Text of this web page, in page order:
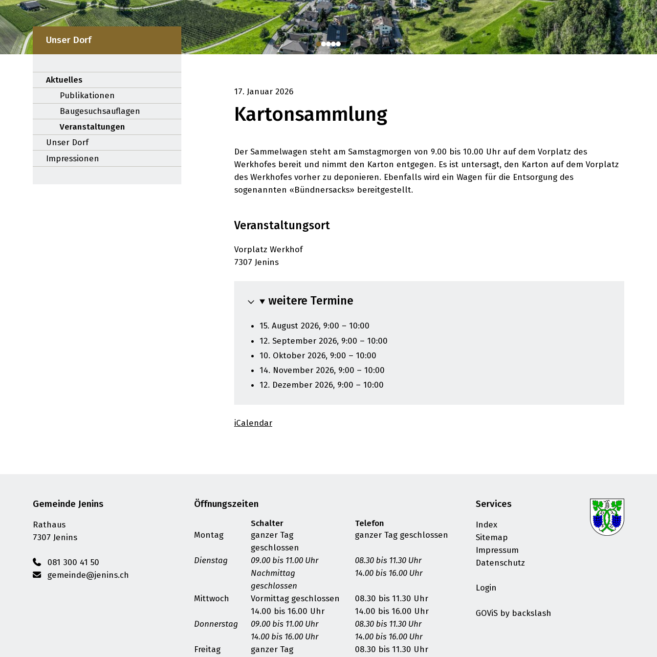
Subnavigation:
Unser Dorf
Aktuelles
Publikationen
Baugesuchsauflagen
Veranstaltungen
Unser Dorf
Impressionen
Kartonsammlung
17. Januar 2026
Der Sammelwagen steht am Samstagmorgen von 9.00 bis 10.00 Uhr auf dem Vorplatz des
Werkhofes bereit und nimmt den Karton entgegen. Es ist untersagt, den Karton auf dem Vorplatz
des Werkhofes vorher zu deponieren. Ebenfalls wird ein Wagen für die Entsorgung des
sogenannten «Bündnersacks» bereitgestellt.
Veranstaltungsort
Vorplatz Werkhof
7307 Jenins
weitere Termine
15. August 2026, 9:00 – 10:00
12. September 2026, 9:00 – 10:00
10. Oktober 2026, 9:00 – 10:00
14. November 2026, 9:00 – 10:00
12. Dezember 2026, 9:00 – 10:00
iCalendar
Footer
Gemeinde Jenins
Rathaus
7307 Jenins
081 300 41 50
gemeinde@jenins.ch
Öffnungszeiten
Schalter
Telefon
Montag
ganzer Tag
geschlossen
ganzer Tag geschlossen
Dienstag 09.00 bis 11.00 Uhr
08.30 bis 11.30 Uhr
Nachmittag
geschlossen
14.00 bis 16.00 Uhr
Mittwoch Vormittag geschlossen
08.30 bis 11.30 Uhr
14.00 bis 16.00 Uhr
14.00 bis 16.00 Uhr
Donnerstag
09.00 bis 11.00 Uhr
08.30 bis 11.30 Uhr
14.00 bis 16.00 Uhr
14.00 bis 16.00 Uhr
Freitag
ganzer Tag
08.30 bis 11.30 Uhr
Services
Index
Sitemap
Impressum
Datenschutz
Login
GOViSby backslash